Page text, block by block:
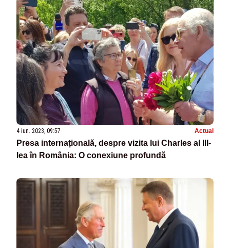
4 iun. 2023, 09:57 Actual
Presa internațională, despre vizita lui Charles al III-
lea în România: O conexiune profundă